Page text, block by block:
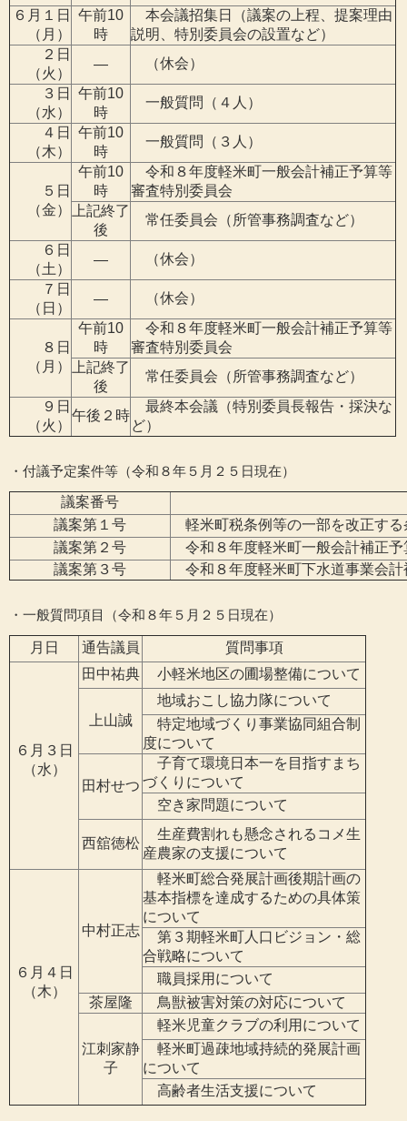
６月１日
（月）
午前10
時
本会議招集日（議案の上程、提案理由
説明、特別委員会の設置など）
２日
（火）
―
（休会）
３日
（水）
午前10
時
一般質問（４人）
４日
（木）
午前10
時
一般質問（３人）
５日
（金）
午前10
時
令和８年度軽米町一般会計補正予算等
審査特別委員会
上記終了
後
常任委員会（所管事務調査など）
６日
（土）
―
（休会）
７日
（日）
― （休会）
８日
（月）
午前10
時
令和８年度軽米町一般会計補正予算等
審査特別委員会
上記終了
後
常任委員会（所管事務調査など）
９日
（火）
午後２時
最終本会議（特別委員長報告・採決な
ど）
・付議予定案件等（令和８年５月２５日現在）
議案番号
議案第１号
軽米町税条例等の一部を改正す
議案第２号
令和８年度軽米町一般会計補正予
議案第３号
令和８年度軽米町下水道事業会計
・一般質問項目（令和８年５月２５日現在）
月日 通告議員 質問事項
６月３日
（水）
田中祐典 小軽米地区の圃場整備について
上山誠
地域おこし協力隊について
特定地域づくり事業協同組合制
度について
田村せつ
子育て環境日本一を目指すまち
づくりについて
空き家問題について
西舘徳松
生産費割れも懸念されるコメ生
産農家の支援について
６月４日
（木）
中村正志
軽米町総合発展計画後期計画の
基本指標を達成するための具体策
について
第３期軽米町人口ビジョン・総
合戦略について
職員採用について
茶屋隆
鳥獣被害対策の対応について
江刺家静
子
軽米児童クラブの利用について
軽米町過疎地域持続的発展計画
について
高齢者生活支援について